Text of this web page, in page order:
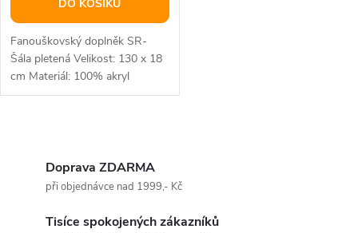
DO KOŠÍKU
Fanouškovský doplněk SR-
Šála pletená Velikost: 130 x 18
cm Materiál: 100% akryl
Doprava ZDARMA
při objednávce nad 1999,- Kč
Tisíce spokojených zákazníků